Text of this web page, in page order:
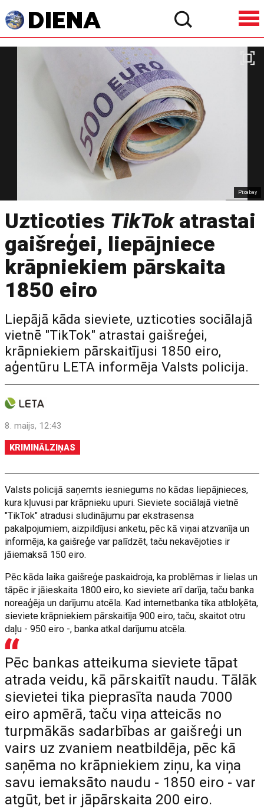
Pixabay
Uzticoties TikTokatrastai
gaišreģei, liepājniece
krāpniekiem pārskaita
1850 eiro
Liepājā kāda sieviete, uzticoties sociālajā
vietnē "TikTok" atrastai gaišreģei,
krāpniekiem pārskaitījusi 1850 eiro,
aģentūru LETA informēja Valsts policija.
8. maijs, 12:43
KRIMINĀLZIŅAS
Valsts policijā saņemts iesniegums no kādas liepājnieces,
kura kļuvusi par krāpnieku upuri. Sieviete sociālajā vietnē
"TikTok" atradusi sludinājumu par ekstrasensa
pakalpojumiem, aizpildījusi anketu, pēc kā viņai atzvanīja un
informēja, ka gaišreģe var palīdzēt, taču nekavējoties ir
jāiemaksā 150 eiro.
Pēc kāda laika gaišreģe paskaidroja, ka problēmas ir lielas un
tāpēc ir jāieskaita 1800 eiro, ko sieviete arī darīja, taču banka
noreaģēja un darījumu atcēla. Kad internetbanka tika atbloķēta,
sieviete krāpniekiem pārskaitīja 900 eiro, taču, skaitot otru
daļu - 950 eiro -, banka atkal darījumu atcēla.
Pēc bankas atteikuma sieviete tāpat
atrada veidu, kā pārskaitīt naudu. Tālāk
sievietei tika pieprasīta nauda 7000
eiro apmērā, taču viņa atteicās no
turpmākās sadarbības ar gaišreģi un
vairs uz zvaniem neatbildēja, pēc kā
saņēma no krāpniekiem ziņu, ka viņa
savu iemaksāto naudu - 1850 eiro - var
atgūt, bet ir jāpārskaita 200 eiro.